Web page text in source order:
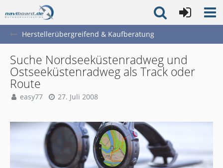
Herstellerübergreifend & Kaufberatung
Suche Nordseeküstenradweg und
Ostseeküstenradweg als Track oder
Route
easy77 27. Juli 2008